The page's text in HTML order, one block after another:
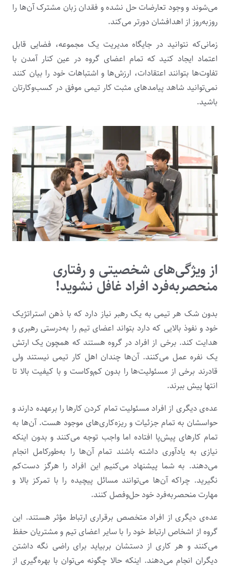
می‌شوند و وجود تعارضات حل نشده و فقدان زبان مشترک آن‌ها را
روزبه‌روز از اهدافشان دورتر می‌کند.
زمانی‌که نتوانید در جایگاه مدیریت یک مجموعه، فضایی قابل
اعتماد ایجاد کنید که تمام اعضای گروه در عین کنار آمدن با
تفاوت‌ها بتوانند اعتقادات، ارزش‌ها و اشتباهات خود را بیان کنند
نمی‌توانید شاهد پیامدهای مثبت کار تیمی موفق در کسب‌وکارتان
باشید.
از ویژگی‌های شخصیتی و رفتاری
منحصربه‌فرد افراد غافل نشوید!
بدون شک هر تیمی به یک رهبر نیاز دارد که با ذهن استراتژیک
خود و نفوذ بالایی که دارد بتواند اعضای تیم را به‌درستی رهبری و
هدایت کند. برخی از افراد در گروه هستند که همچون یک ارتش
یک نفره عمل می‌کنند. آن‌ها چندان اهل کار تیمی نیستند ولی
قادرند برخی از مسئولیت‌ها را بدون کم‌وکاست و با کیفیت بالا تا
انتها پیش ببرند.
عده‌ی دیگری از افراد مسئولیت تمام کردن کارها را برعهده دارند و
حواسشان به تمام جزئیات و ریزه‌کاری‌های موجود هست. آن‌ها به
تمام کارهای پیش‌پا افتاده اما واجب توجه می‌کنند و بدون اینکه
نیازی به یادآوری داشته باشند تمام آن‌ها را به‌طورکامل انجام
می‌دهند. به شما پیشنهاد می‌کنیم این افراد را هرگز دست‌کم
نگیرید. چراکه آن‌ها می‌توانند مسائل پیچیده را با تمرکز بالا و
مهارت منحصربه‌فرد خود حل‌وفصل کنند.
عده‌ی دیگری از افراد متخصص برقراری ارتباط مؤثر هستند. این
گروه از اشخاص ارتباط خود را با سایر اعضای تیم و مشتریان حفظ
می‌کنند و هر کاری از دستشان بربیاید برای راضی نگه داشتن
دیگران انجام می‌دهند. اینکه حالا چگونه می‌توان با بهره‌گیری از